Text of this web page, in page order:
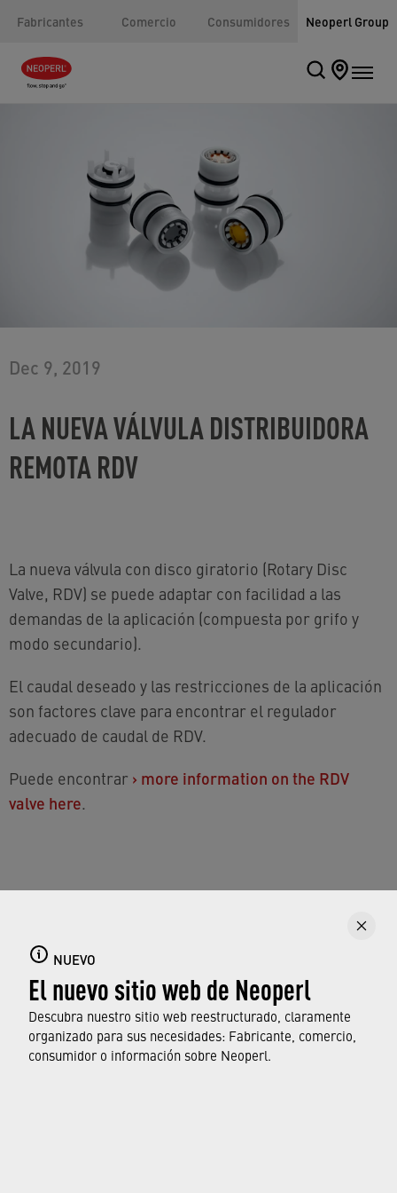
Fabricantes Comercio Consumidores Neoperl Group
NUEVO
El nuevo sitio web de Neoperl
Descubra nuestro sitio web reestructurado, claramente
organizado para sus necesidades: Fabricante, comercio,
consumidor o información sobre Neoperl.
Dec 9, 2019
LA NUEVA VÁLVULA DISTRIBUIDORA
REMOTA RDV
La nueva válvula con disco giratorio (Rotary Disc
Valve, RDV) se puede adaptar con facilidad a las
demandas de la aplicación (compuesta por grifo y
modo secundario).
El caudal deseado y las restricciones de la aplicación
son factores clave para encontrar el regulador
adecuado de caudal de RDV.
Puede encontrar › more information on the RDV
valve here.